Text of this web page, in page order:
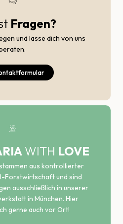
Fragen?
und lasse dich von uns
WITH LOVE
aus kontrollierter
Forstwirtschaft und sind
ausschließlich in unserer
in München. Hier
gerne auch vor Ort!